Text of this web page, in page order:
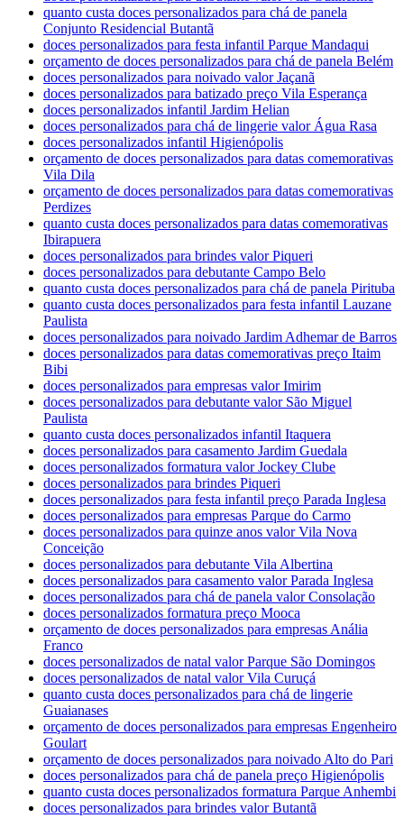
quanto custa doces personalizados para chá de panela
Conjunto Residencial Butantã
doces personalizados para festa infantil Parque Mandaqui
orçamento de doces personalizados para chá de panela Belém
doces personalizados para noivado valor Jaçanã
doces personalizados para batizado preço Vila Esperança
doces personalizados infantil Jardim Helian
doces personalizados para chá de lingerie valor Água Rasa
doces personalizados infantil Higienópolis
orçamento de doces personalizados para datas comemorativas
Vila Dila
orçamento de doces personalizados para datas comemorativas
Perdizes
quanto custa doces personalizados para datas comemorativas
Ibirapuera
doces personalizados para brindes valor Piqueri
doces personalizados para debutante Campo Belo
quanto custa doces personalizados para chá de panela Pirituba
quanto custa doces personalizados para festa infantil Lauzane
Paulista
doces personalizados para noivado Jardim Adhemar de Barros
doces personalizados para datas comemorativas preço Itaim
Bibi
doces personalizados para empresas valor Imirim
doces personalizados para debutante valor São Miguel
Paulista
quanto custa doces personalizados infantil Itaquera
doces personalizados para casamento Jardim Guedala
doces personalizados formatura valor Jockey Clube
doces personalizados para brindes Piqueri
doces personalizados para festa infantil preço Parada Inglesa
doces personalizados para empresas Parque do Carmo
doces personalizados para quinze anos valor Vila Nova
Conceição
doces personalizados para debutante Vila Albertina
doces personalizados para casamento valor Parada Inglesa
doces personalizados para chá de panela valor Consolação
doces personalizados formatura preço Mooca
orçamento de doces personalizados para empresas Anália
Franco
doces personalizados de natal valor Parque São Domingos
doces personalizados de natal valor Vila Curuçá
quanto custa doces personalizados para chá de lingerie
Guaianases
orçamento de doces personalizados para empresas Engenheiro
Goulart
orçamento de doces personalizados para noivado Alto do Pari
doces personalizados para chá de panela preço Higienópolis
quanto custa doces personalizados formatura Parque Anhembi
doces personalizados para brindes valor Butantã